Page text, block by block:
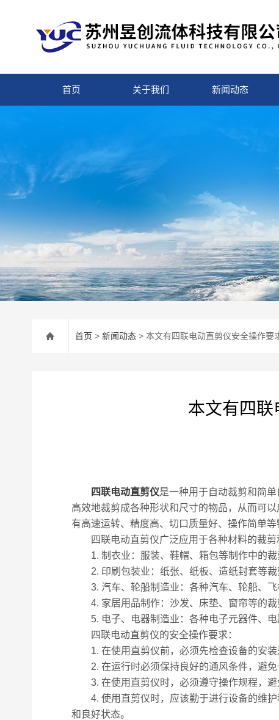
首页 关于我们 新闻动态
首页 > 新闻动态 > 本文有四联电动直剪仪安全操作要
本文有四
四联电动直剪仪是一种用于自动裁剪和简
高效地裁剪成各种形状和尺寸的物品，从而可
有高速运转、精度高、切口质量好、操作简单
四联电动直剪仪广泛应用于各种材料的裁剪
1. 制衣业：服装、鞋帽、箱包等制作中的裁
2. 印刷包装业：纸张、纸板、造纸封套等裁
3. 汽车、轮船制造业：各种汽车、轮船、飞
4. 家居用品制作：沙发、床垫、窗帘等的裁
5. 电子、电器制造业：各种电子元器件、电
四联电动直剪仪的安全操作要求：
1. 在使用直剪仪前，必须先检查设备的安装
2. 在运行时必须保持良好的通风条件，避免
3. 在使用直剪仪时，必须遵守操作规程，避
4. 使用直剪仪时，应该勤于进行设备的维护
和良好状态。